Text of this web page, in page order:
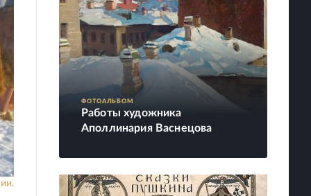
ФОТОАЛЬБОМ
Работы художника
Аполлинария Васнецова